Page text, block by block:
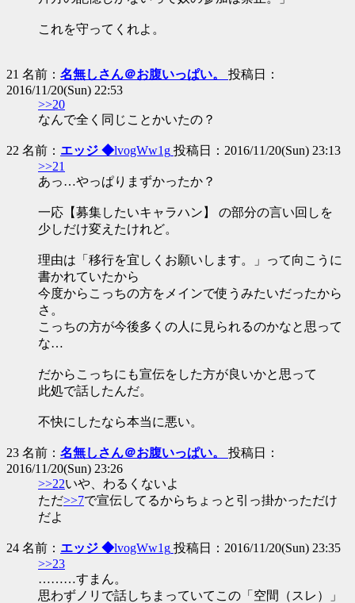
これを守ってくれよ。
21 名前： 名無しさん＠お腹いっぱい。 投稿日：
2016/11/20(Sun) 22:53
>>20
なんで全く同じことかいたの？
22 名前： エッジ ◆lvogWw1g 投稿日：2016/11/20(Sun) 23:13
>>21
あっ…やっぱりまずかったか？
一応【募集したいキャラハン】 の部分の言い回しを
少しだけ変えたけれど。
理由は「移行を宜しくお願いします。」って向こうに
書かれていたから
今度からこっちの方をメインで使うみたいだったから
さ。
こっちの方が今後多くの人に見られるのかなと思って
な…
だからこっちにも宣伝をした方が良いかと思って
此処で話したんだ。
不快にしたなら本当に悪い。
23 名前： 名無しさん＠お腹いっぱい。 投稿日：
2016/11/20(Sun) 23:26
>>22いや、わるくないよ
ただ>>7で宣伝してるからちょっと引っ掛かっただけ
だよ
24 名前： エッジ ◆lvogWw1g 投稿日：2016/11/20(Sun) 23:35
>>23
………すまん。
思わずノリで話しちまっていてこの「空間（スレ）」